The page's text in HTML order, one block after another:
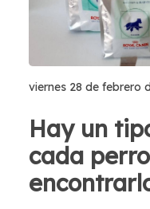
viernes 28 de febrero
Hay un
cada